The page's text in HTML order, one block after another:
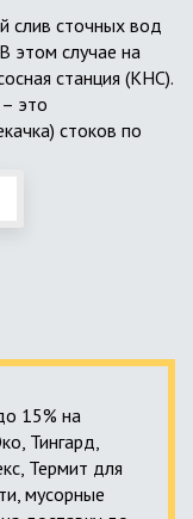
мечта
выполнить
вам непременно
нашей
качественно
мероприятий,
слив сточных вод
этом случае на
станция (КНС).
это
стоков по
как в подвальном
в условиях
15% на
Тингард,
Термит для
мусорные